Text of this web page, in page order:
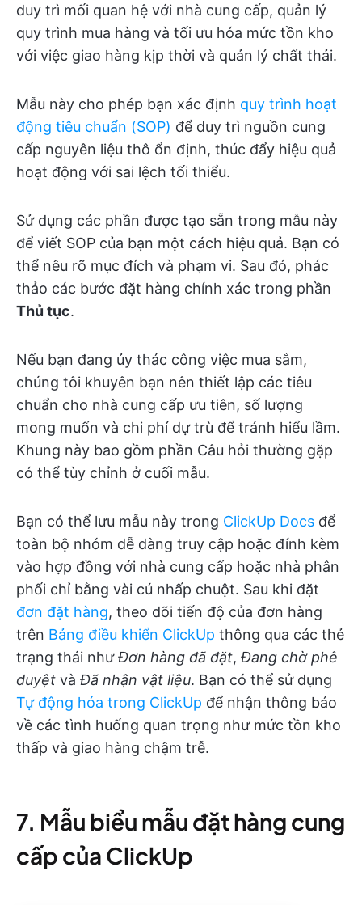
duy trì mối quan hệ với nhà cung cấp, quản lý
quy trình mua hàng và tối ưu hóa mức tồn kho
với việc giao hàng kịp thời và quản lý chất thải.
Mẫu này cho phép bạn xác định quy trình hoạt
động tiêu chuẩn (SOP) để duy trì nguồn cung
cấp nguyên liệu thô ổn định, thúc đẩy hiệu quả
hoạt động với sai lệch tối thiểu.
Sử dụng các phần được tạo sẵn trong mẫu này
để viết SOP của bạn một cách hiệu quả. Bạn có
thể nêu rõ mục đích và phạm vi. Sau đó, phác
thảo các bước đặt hàng chính xác trong phần
Thủ tục.
Nếu bạn đang ủy thác công việc mua sắm,
chúng tôi khuyên bạn nên thiết lập các tiêu
chuẩn cho nhà cung cấp ưu tiên, số lượng
mong muốn và chi phí dự trù để tránh hiểu lầm.
Khung này bao gồm phần Câu hỏi thường gặp
có thể tùy chỉnh ở cuối mẫu.
Bạn có thể lưu mẫu này trong ClickUp Docs để
toàn bộ nhóm dễ dàng truy cập hoặc đính kèm
vào hợp đồng với nhà cung cấp hoặc nhà phân
phối chỉ bằng vài cú nhấp chuột. Sau khi đặt
đơn đặt hàng, theo dõi tiến độ của đơn hàng
trên Bảng điều khiển ClickUp thông qua các thẻ
trạng thái nhưĐơn hàng đã đặt, Đang chờ phê
duyệt và Đã nhận vật liệu. Bạn có thể sử dụng
Tự động hóa trong ClickUp để nhận thông báo
về các tình huống quan trọng như mức tồn kho
thấp và giao hàng chậm trễ.
7. Mẫu biểu mẫu đặt hàng cung
cấp của ClickUp